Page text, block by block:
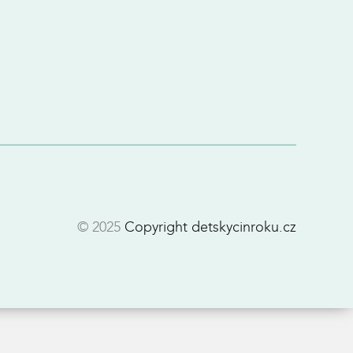
© 2025 Copyright detskycinroku.cz